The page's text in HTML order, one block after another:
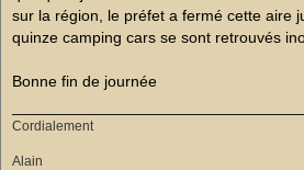
sur la région, le préfet a fermé cette aire
quinze camping cars se sont retrouvés
Bonne fin de journée
Cordialement
Alain